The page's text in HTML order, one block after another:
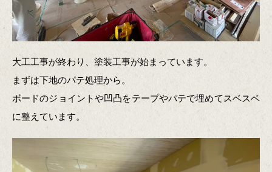
大工工事が終わり、塗装工事が始まっています。
まずは下地のパテ処理から。
ボードのジョイントや凹凸をテープやパテで埋めてスベスベ
に整えています。